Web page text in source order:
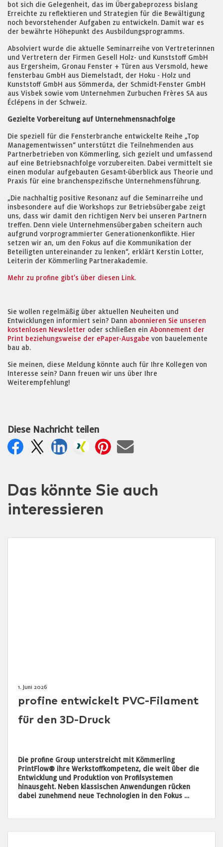
bot sich die Gelegenheit, das im Übergabeprozess bislang
Erreichte zu reflektieren und Strategien für die Bewältigung
noch bevorstehender Aufgaben zu entwickeln. Damit war es
der bewährte Höhepunkt des Ausbildungsprogramms.
Absolviert wurde die aktuelle Seminarreihe von Vertreterinnen
und Vertretern der Firmen Gesell Holz- und Kunststoff GmbH
aus Ergersheim, Gronau Fenster + Türen aus Versmold, hewe
fensterbau GmbH aus Diemelstadt, der Hoku - Holz und
Kunststoff GmbH aus Sömmerda, der Schmidt-Fenster GmbH
aus Visbek sowie vom Unternehmen Zurbuchen Frères SA aus
Éclépens in der Schweiz.
Gezielte Vorbereitung auf Unternehmensnachfolge
Die speziell für die Fensterbranche entwickelte Reihe „Top
Managementwissen“ unterstützt die Teilnehmenden aus
Partnerbetrieben von Kömmerling, sich gezielt und umfassend
auf eine Betriebsnachfolge vorzubereiten. Dabei vermittelt sie
einen modular aufgebauten Gesamt-überblick aus Theorie und
Praxis für eine branchenspezifische Unternehmensführung.
„Die nachhaltig positive Resonanz auf die Seminarreihe und
insbesondere auf die Workshops zur Betriebsübergabe zeigt
uns, dass wir damit den richtigen Nerv bei unseren Partnern
treffen. Denn viele Unternehmensübergaben scheitern auch
aufgrund vorprogrammierter Generationenkonflikte. Hier
setzen wir an, um den Fokus auf die Kommunikation der
Beteiligten untereinander zu lenken“, erklärt Kerstin Lotter,
Leiterin der Kömmerling Partnerakademie.
Mehr zu profine gibt’s über diesen Link.
Sie wollen regelmäßig über aktuellen Neuheiten und
Entwicklungen informiert sein? Dann abonnieren Sie unseren
kostenlosen Newsletter oder schließen ein Abonnement der
Print beziehungsweise der ePaper-Ausgabe von bauelemente
bau ab.
Sie meinen, diese Meldung könnte auch für Ihre Kollegen von
Interesse sein? Dann freuen wir uns über Ihre
Weiterempfehlung!
Diese Nachricht teilen
Das könnte Sie auch
interessieren
1. Juni 2026
profine entwickelt PVC-Filament
für den 3D-Druck
Die profine Group unterstreicht mit Kömmerling
PrintFlow® ihre Werkstoffkompetenz, die weit über die
Entwicklung und Produktion von Profilsystemen
hinausgeht. Neben klassischen Anwendungen rücken
dabei zunehmend neue Technologien in den Fokus …